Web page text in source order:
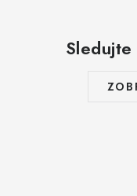
Sledujte